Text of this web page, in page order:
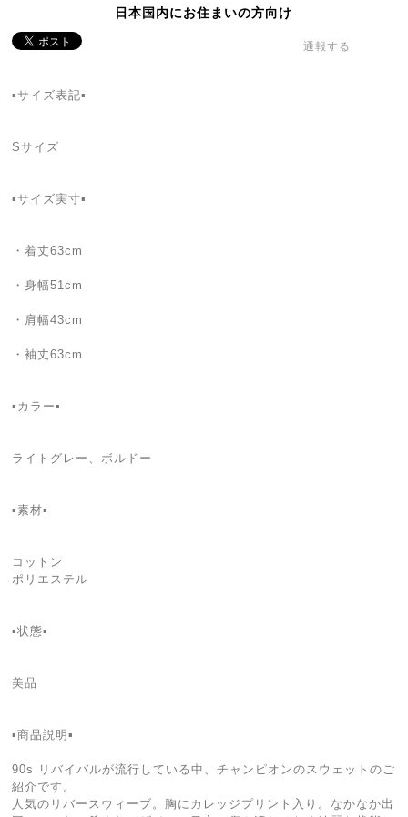
日本国内にお住まいの方向け
通報する
▪️サイズ表記▪️
Sサイズ
▪️サイズ実寸▪️
・着丈63cm
・身幅51cm
・肩幅43cm
・袖丈63cm
▪️カラー▪️
ライトグレー、ボルドー
▪️素材▪️
コットン
ポリエステル
▪️状態▪️
美品
▪️商品説明▪️
90s リバイバルが流行している中、チャンピオンのスウェットのご
紹介です。
人気のリバースウィーブ。胸にカレッジプリント入り。なかなか出